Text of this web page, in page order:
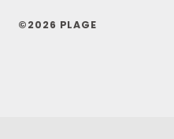
©2026 PLAGE